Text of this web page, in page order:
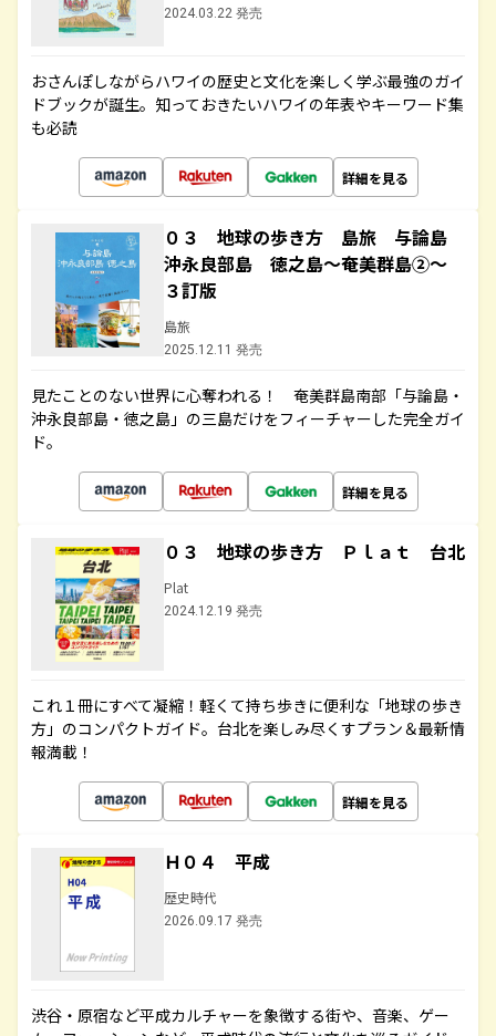
2024.03.22 発売
おさんぽしながらハワイの歴史と文化を楽しく学ぶ最強のガイ
ドブックが誕生。知っておきたいハワイの年表やキーワード集
も必読
詳細を見る
０３ 地球の歩き方 島旅 与論島
沖永良部島 徳之島～奄美群島②～
３訂版
島旅
2025.12.11 発売
見たことのない世界に心奪われる！ 奄美群島南部「与論島・
沖永良部島・徳之島」の三島だけをフィーチャーした完全ガイ
ド。
詳細を見る
０３ 地球の歩き方 Ｐｌａｔ 台北
Plat
2024.12.19 発売
これ１冊にすべて凝縮！軽くて持ち歩きに便利な「地球の歩き
方」のコンパクトガイド。台北を楽しみ尽くすプラン＆最新情
報満載！
詳細を見る
Ｈ０４ 平成
歴史時代
2026.09.17 発売
渋谷・原宿など平成カルチャーを象徴する街や、音楽、ゲー